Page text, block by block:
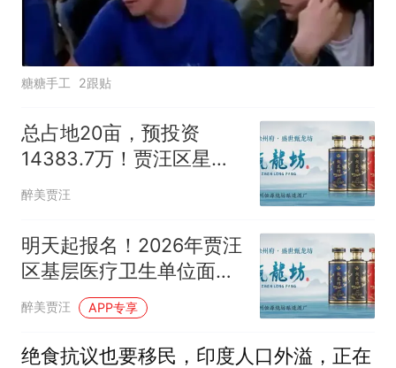
糖糖手工 2跟贴
总占地20亩，预投资
14383.7万！贾汪区星光
大道社区邻里中心发布招
标文件提前公示
醉美贾汪
明天起报名！2026年贾汪
区基层医疗卫生单位面向
农村订单定向医学生招聘
卫生专业技术人员公告
醉美贾汪 APP专享
绝食抗议也要移民，印度人口外溢，正在